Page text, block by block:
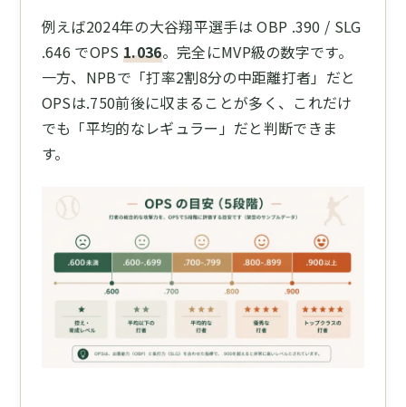
例えば2024年の大谷翔平選手は OBP .390 / SLG
.646 でOPS 1.036。完全にMVP級の数字です。
一方、NPBで「打率2割8分の中距離打者」だと
OPSは.750前後に収まることが多く、これだけ
でも「平均的なレギュラー」だと判断できま
す。